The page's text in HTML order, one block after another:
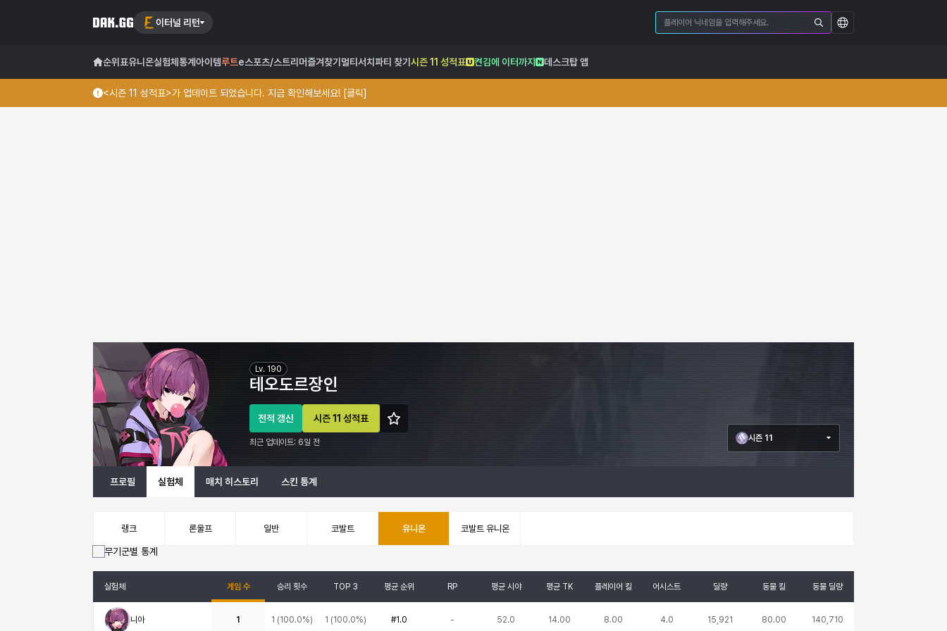
이터널 리턴
순위표유니온실험체 통계 아이템루트e스포츠/스트리머즐겨찾기 멀티서치 파티 찾기 시즌 11 성적표 켠김에 이터까지 데스크탑 앱
<시즌 11 성적표>가 업데이트 되었습니다. 지금 확인해보세요! [클릭]
테오도르장인 이터널 리턴 프로필 정보
테오도르장인
Lv. 190
전적 갱신 시즌 11 성적표
최근 업데이트: 6일 전 시즌 11
프로필 실험체 매치 히스토리 스킨 통계
랭크 론울프 일반 코발트 유니온 코발트 유니온
무기군별 통계
실험체 게임 수 승리 횟수 TOP 3 평균 순위 RP 평균 시야 평균 TK 플레이어 킬 어시스트 딜량 동물 킬 동물 딜량
니아 1 1 (100.0%) 1 (100.0%) #1.0 - 52.0 14.00 8.00 4.0 15,921 80.00 140,710